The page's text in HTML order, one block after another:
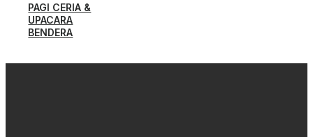
PAGI CERIA &
UPACARA
BENDERA